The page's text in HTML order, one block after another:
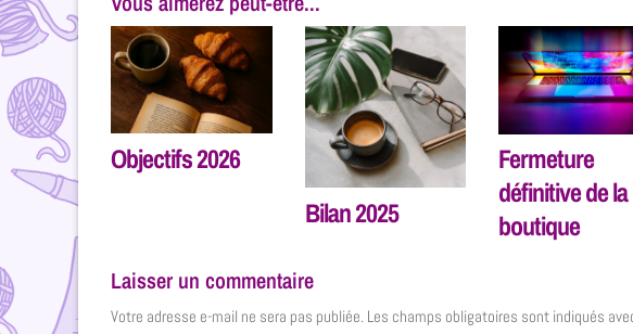
Objectifs 2026
Bilan 2025
Fermeture
définitive de la
boutique
Laisser un commentaire
Votre adresse e-mail ne sera pas publiée. Les champs obligatoires sont indiqués